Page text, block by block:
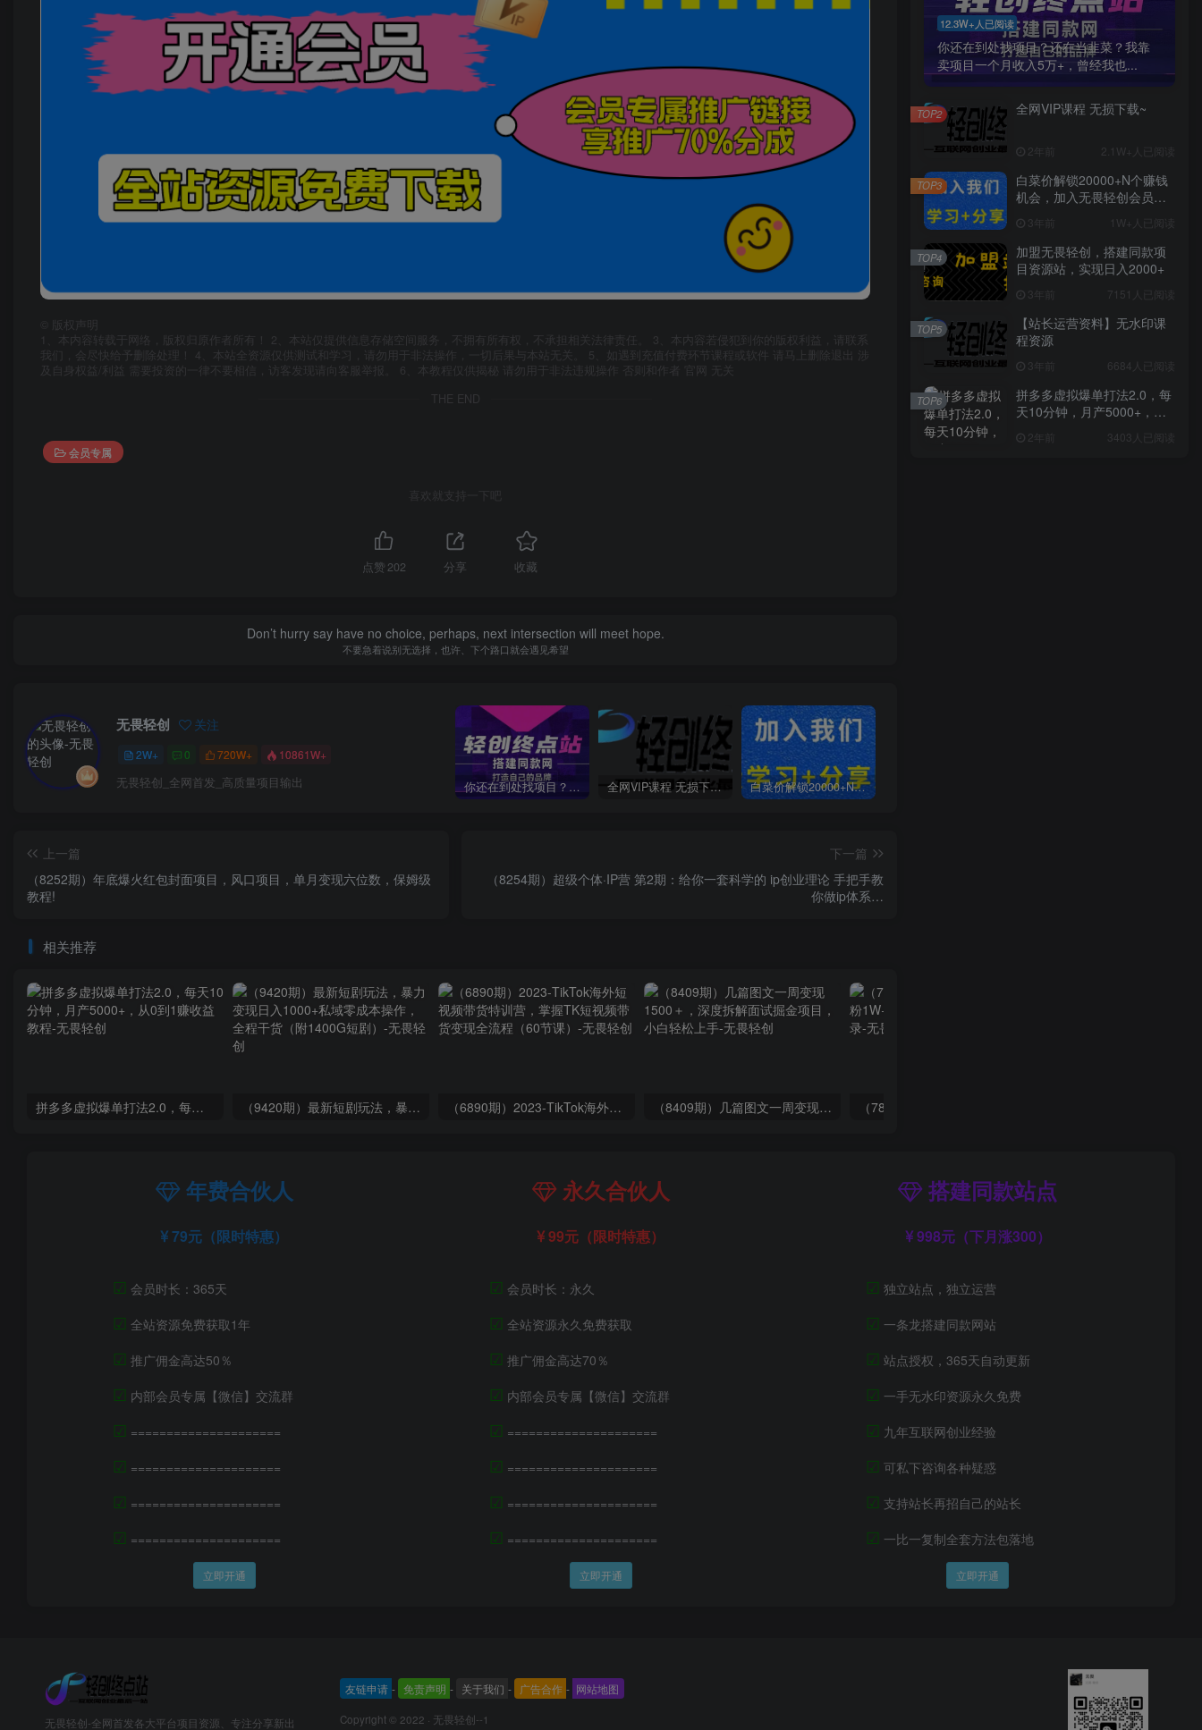
版权声明
1、本内容转载于网络，版权归原作者所有！ 2、本站仅提供信息存储空间服务，不拥有所有权，不承担相关法律责任。 3、本内容若侵犯到你的版权利益，请联系
我们，会尽快给予删除处理！ 4、本站全资源仅供测试和学习，请勿用于非法操作，一切后果与本站无关。 5、如遇到充值付费环节课程或软件 请马上删除退出 涉
及自身权益/利益 需要投资的一律不要相信，访客发现请向客服举报。 6、本教程仅供揭秘 请勿用于非法违规操作 否则和作者 官网 无关
THE END
会员专属
喜欢就支持一下吧
点赞202 分享 收藏
Don’t hurry say have no choice, perhaps, next intersection will meet hope.
不要急着说别无选择，也许、下个路口就会遇见希望
无畏轻创 关注
2W+ 0 720W+ 10861W+
无畏轻创_全网首发_高质量项目输出 你还在到处找项目？还在当韭菜？我靠卖项目一个月收入5万+，曾经我也是个失败者。 全网VIP课程 无损下载~ 白菜价解锁20000+N个赚钱机会，加入无畏轻创会员，全站资源免费学习。
上一篇
（8252期）年底爆火红包封面项目，风口项目，单月变现六位数，保姆级
教程!
下一篇
（8254期）超级个体·IP营 第2期：给你一套科学的 ip创业理论 手把手教
你做ip体系…
相关推荐
拼多多虚拟爆单打法2.0，每天10分钟，月产5000+，从0到1赚收益教程 （9420期）最新短剧玩法，暴力变现日入1000+私域零成本操作，全程干货（附1400G短剧） （6890期）2023-TikTok海外短视频带货特训营，掌握TK短视频带货变现全流程（60节课） （8409期）几篇图文一周变现1500＋，深度拆解面试掘金项目，小白轻松上手
12.3W+人已阅读
你还在到处找项目？还在当韭菜？我靠
卖项目一个月收入5万+，曾经我也...
全网VIP课程 无损下载~
2年前 2.1W+人已阅读
TOP2
白菜价解锁20000+N个赚钱
机会，加入无畏轻创会员，
3年前 1W+人已阅读
TOP3
加盟无畏轻创，搭建同款项
目资源站，实现日入2000+
3年前 7151人已阅读
TOP4
【站长运营资料】无水印课
程资源
3年前 6684人已阅读
TOP5
拼多多虚拟爆单打法2.0，每
天10分钟，月产5000+，从0
2年前 3403人已阅读
TOP6
年费合伙人
79元（限时特惠）
☑ 会员时长：365天
☑ 全站资源免费获取1年
☑ 推广佣金高达50％
☑ 内部会员专属【微信】交流群
☑ =====================
☑ =====================
☑ =====================
☑ =====================
立即开通
永久合伙人
99元（限时特惠）
☑ 会员时长：永久
☑ 全站资源永久免费获取
☑ 推广佣金高达70％
☑ 内部会员专属【微信】交流群
☑ =====================
☑ =====================
☑ =====================
☑ =====================
立即开通
搭建同款站点
998元（下月涨300）
☑ 独立站点，独立运营
☑ 一条龙搭建同款网站
☑ 站点授权，365天自动更新
☑ 一手无水印资源永久免费
☑ 九年互联网创业经验
☑ 可私下咨询各种疑惑
☑ 支持站长再招自己的站长
☑ 一比一复制全套方法包落地
立即开通
无畏轻创-全网首发各大平台项目资源、专注分享新出
友链申请 - 免责声明 - 关于我们 - 广告合作 - 网站地图
Copyright © 2022 · 无畏轻创--1